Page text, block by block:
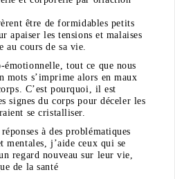
être de formidables petits
apaiser les tensions et malaises
au cours de sa vie.
émotionnelle, tout ce que nous
mots s’imprime alors en maux
C’est pourquoi, il est
signes du corps pour déceler les
se cristalliser.
à des problématiques
mentales, j’aide ceux qui se
regard nouveau sur leur vie,
de la santé